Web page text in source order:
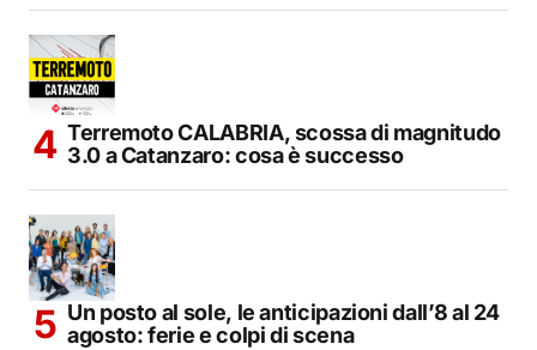
Terremoto CALABRIA, scossa di magnitudo
3.0 a Catanzaro: cosa è successo
Un posto al sole, le anticipazioni dall’8 al 24
agosto: ferie e colpi di scena